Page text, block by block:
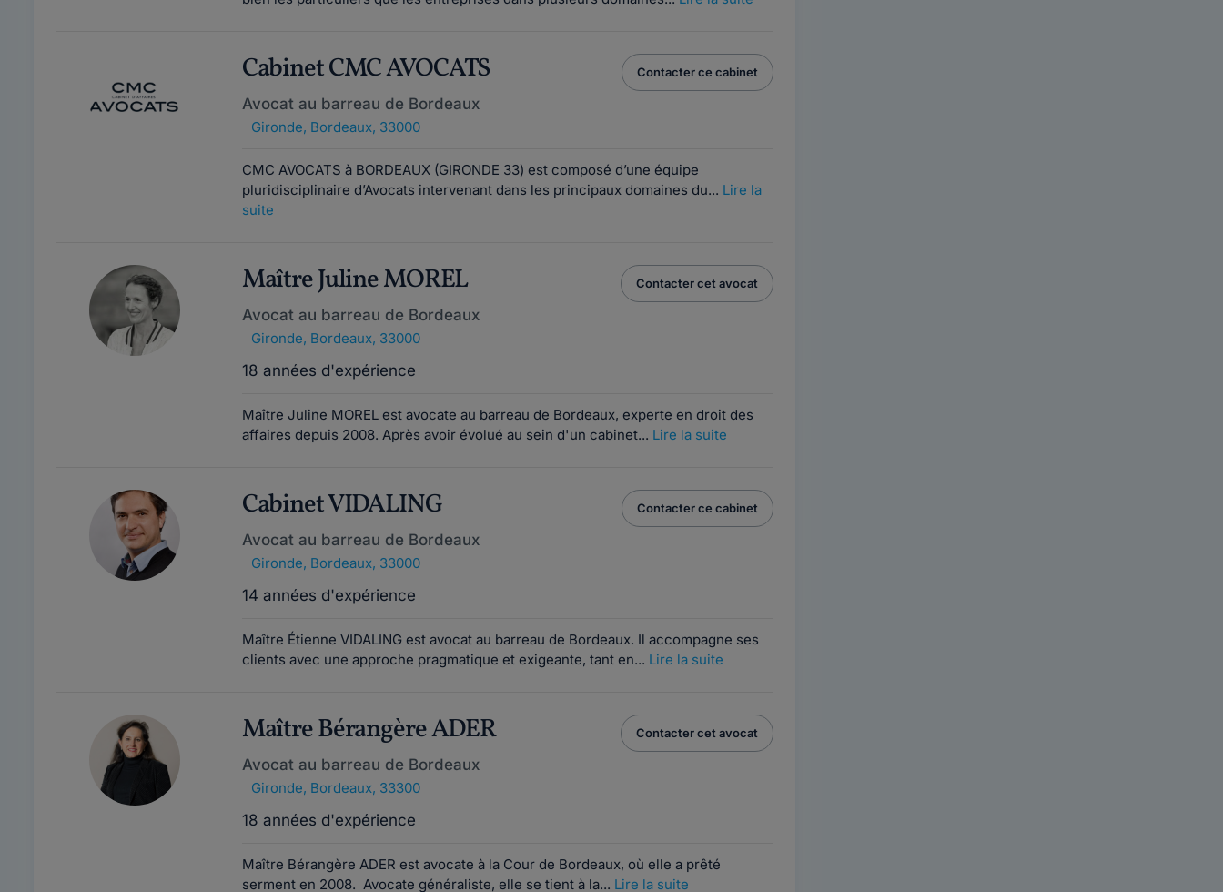
Cabinet CMC AVOCATS
Avocat au barreau de Bordeaux
Gironde, Bordeaux, 33000
Contacter ce cabinet
CMC AVOCATS à BORDEAUX (GIRONDE 33) est composé d’une équipe
pluridisciplinaire d’Avocats intervenant dans les principaux domaines du... Lire la
suite
Maître Juline MOREL
Avocat au barreau de Bordeaux
Gironde, Bordeaux, 33000
18 années d'expérience
Contacter cet avocat
Maître Juline MOREL est avocate au barreau de Bordeaux, experte en droit des
affaires depuis 2008. Après avoir évolué au sein d'un cabinet... Lire la suite
Cabinet VIDALING
Avocat au barreau de Bordeaux
Gironde, Bordeaux, 33000
14 années d'expérience
Contacter ce cabinet
Maître Étienne VIDALING est avocat au barreau de Bordeaux. Il accompagne ses
clients avec une approche pragmatique et exigeante, tant en... Lire la suite
Maître Bérangère ADER
Avocat au barreau de Bordeaux
Gironde, Bordeaux, 33300
18 années d'expérience
Contacter cet avocat
Maître Bérangère ADER est avocate à la Cour de Bordeaux, où elle a prêté
serment en 2008. Avocate généraliste, elle se tient à la... Lire la suite